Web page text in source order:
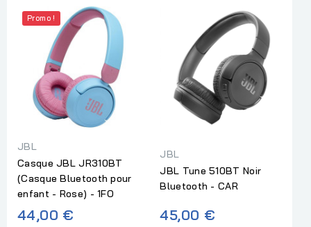
Promo !
JBL
Casque JBL JR310BT
(Casque Bluetooth pour
enfant - Rose) - 1FO
44,00 €
JBL
JBL Tune 510BT Noir
Bluetooth - CAR
45,00 €